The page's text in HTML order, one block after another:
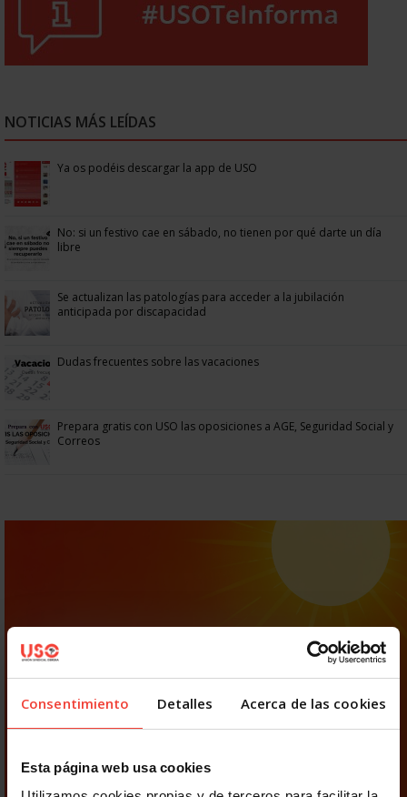
Consentimiento Detalles Acerca de las cookies
Esta página web usa cookies
NOTICIAS MÁS LEÍDAS
Ya os podéis descargar la app de USO
No: si un festivo cae en sábado, no tienen por qué darte un día
libre
Se actualizan las patologías para acceder a la jubilación
anticipada por discapacidad
Dudas frecuentes sobre las vacaciones
Prepara gratis con USO las oposiciones a AGE, Seguridad Social y
Correos